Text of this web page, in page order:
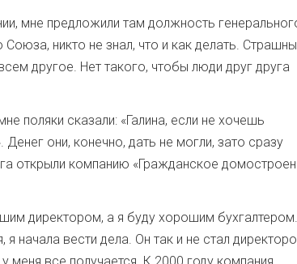
мне предложили там должность
никто не знал, что и как делать.
другое. Нет такого, чтобы люди друг друга
поляки сказали: «Галина, если не хочешь
они, конечно, дать не могли, зато сразу
открыли компанию «Гражданское
директором, а я буду хорошим
начала вести дела. Он так и не стал